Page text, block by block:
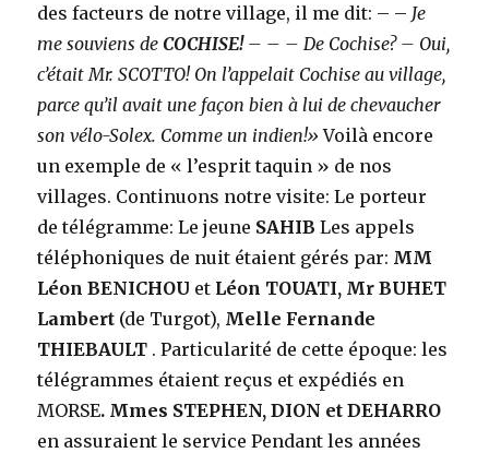
des facteurs de notre village, il me dit: – – Je
me souviens de COCHISE!– – – De Cochise? – Oui,
c’était Mr. SCOTTO! On l’appelait Cochise au village,
parce qu’il avait une façon bien à lui de chevaucher
son vélo-Solex. Comme un indien!»Voilà encore
un exemple de « l’esprit taquin » de nos
villages. Continuons notre visite: Le porteur
de télégramme: Le jeune SAHIB Les appels
téléphoniques de nuit étaient gérés par: MM
Léon BENICHOU et Léon TOUATI, Mr BUHET
Lambert (de Turgot), Melle Fernande
THIEBAULT . Particularité de cette époque: les
télégrammes étaient reçus et expédiés en
MORSE. Mmes STEPHEN, DION et DEHARRO
en assuraient le service Pendant les années